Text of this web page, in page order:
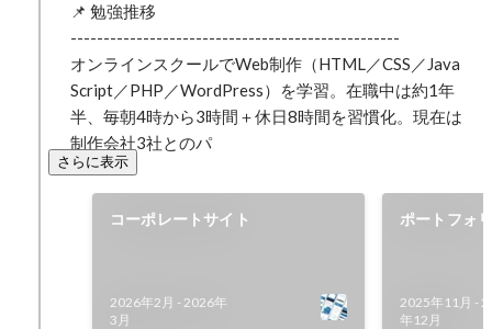
📌 勉強推移
--------------------------------------------------
オンラインスクールでWeb制作（HTML／CSS／Java
Script／PHP／WordPress）を学習。在職中は約1年
半、毎朝4時から3時間＋休日8時間を習慣化。現在は
制作会社3社とのパ
さらに表示
コーポレートサイト
2026年2月 -2026年
3月
ポートフォ
2025年11月 -
年12月